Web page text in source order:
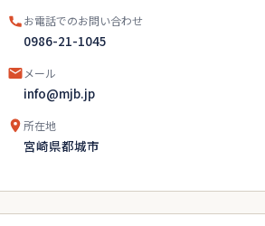
お電話でのお問い合わせ
0986-21-1045
メール
info@mjb.jp
所在地
宮崎県都城市